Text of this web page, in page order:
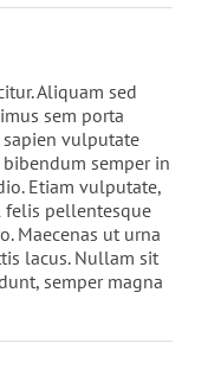
Aliquam sed
sem porta
vulputate
semper in
Etiam vulputate,
felis pellentesque
Maecenas ut urna
lacus. Nullam sit
semper magna